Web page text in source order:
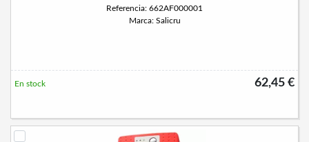
Referencia: 662AF000001
Marca: Salicru
62,45 €
En stock